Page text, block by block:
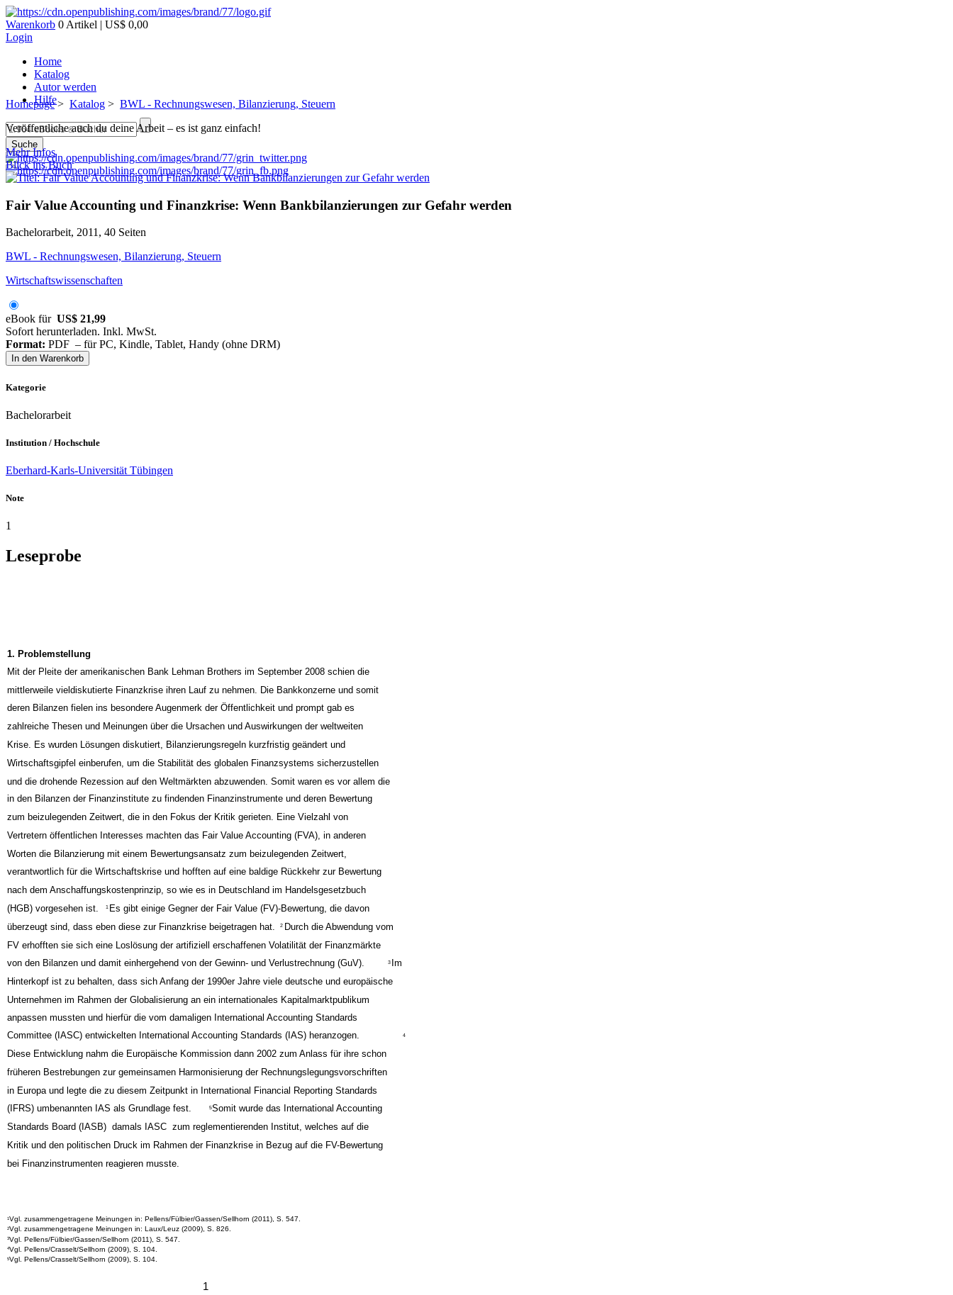
Warenkorb 0 Artikel | US$ 0,00
Login
Home
Katalog
Autor werden
Hilfe
Suche
Homepage> Katalog > BWL - Rechnungswesen, Bilanzierung, Steuern
Veröffentliche auch du deine Arbeit – es ist ganz einfach!
Mehr Infos
Blick ins Buch
Fair Value Accounting und Finanzkrise: Wenn Bankbilanzierungen zur Gefahr werden
Bachelorarbeit, 2011, 40 Seiten
BWL - Rechnungswesen, Bilanzierung, Steuern
Wirtschaftswissenschaften
eBook für US$ 21,99
Sofort herunterladen. Inkl. MwSt.
Format: PDF – für PC, Kindle, Tablet, Handy (ohne DRM)
In den Warenkorb
Kategorie
Bachelorarbeit
Institution / Hochschule
Eberhard-Karls-Universität Tübingen
Note
1
Leseprobe
1
1. Problemstellung
Mit der Pleite der amerikanischen Bank Lehman Brothers im September 2008 schien die
mittlerweile vieldiskutierte Finanzkrise ihren Lauf zu nehmen. Die Bankkonzerne und somit
deren Bilanzen fielen ins besondere Augenmerk der Öffentlichkeit und prompt gab es
zahlreiche Thesen und Meinungen über die Ursachen und Auswirkungen der weltweiten
Krise. Es wurden Lösungen diskutiert, Bilanzierungsregeln kurzfristig geändert und
Wirtschaftsgipfel einberufen, um die Stabilität des globalen Finanzsystems sicherzustellen
und die drohende Rezession auf den Weltmärkten abzuwenden. Somit waren es vor allem die
in den Bilanzen der Finanzinstitute zu findenden Finanzinstrumente und deren Bewertung
zum beizulegenden Zeitwert, die in den Fokus der Kritik gerieten. Eine Vielzahl von
Vertretern öffentlichen Interesses machten das Fair Value Accounting (FVA), in anderen
Worten die Bilanzierung mit einem Bewertungsansatz zum beizulegenden Zeitwert,
verantwortlich für die Wirtschaftskrise und hofften auf eine baldige Rückkehr zur Bewertung
nach dem Anschaffungskostenprinzip, so wie es in Deutschland im Handelsgesetzbuch
(HGB) vorgesehen ist.
1 Es gibt einige Gegner der Fair Value (FV)-Bewertung, die davon
überzeugt sind, dass eben diese zur Finanzkrise beigetragen hat.
2 Durch die Abwendung vom
FV erhofften sie sich eine Loslösung der artifiziell erschaffenen Volatilität der Finanzmärkte
von den Bilanzen und damit einhergehend von der Gewinn- und Verlustrechnung (GuV).
3 Im
Hinterkopf ist zu behalten, dass sich Anfang der 1990er Jahre viele deutsche und europäische
Unternehmen im Rahmen der Globalisierung an ein internationales Kapitalmarktpublikum
anpassen mussten und hierfür die vom damaligen International Accounting Standards
Committee (IASC) entwickelten International Accounting Standards (IAS) heranzogen.
4
Diese Entwicklung nahm die Europäische Kommission dann 2002 zum Anlass für ihre schon
früheren Bestrebungen zur gemeinsamen Harmonisierung der Rechnungslegungsvorschriften
in Europa und legte die zu diesem Zeitpunkt in International Financial Reporting Standards
(IFRS) umbenannten IAS als Grundlage fest.
5Somit wurde das International Accounting
Standards Board (IASB) ­ damals IASC ­ zum reglementierenden Institut, welches auf die
Kritik und den politischen Druck im Rahmen der Finanzkrise in Bezug auf die FV-Bewertung
bei Finanzinstrumenten reagieren musste.
1 Vgl. zusammengetragene Meinungen in: Pellens/Fülbier/Gassen/Sellhorn (2011), S. 547.
2Vgl. zusammengetragene Meinungen in: Laux/Leuz (2009), S. 826.
3Vgl. Pellens/Fülbier/Gassen/Sellhorn (2011), S. 547.
4Vgl. Pellens/Crasselt/Sellhorn (2009), S. 104.
5Vgl. Pellens/Crasselt/Sellhorn (2009), S. 104.